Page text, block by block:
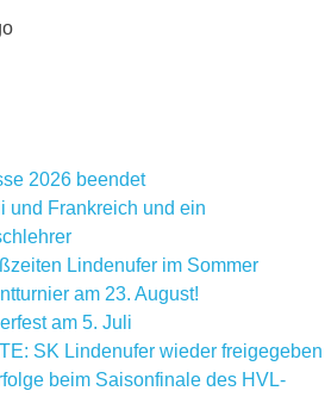
2026 beendet
und Frankreich und ein
Lindenufer im Sommer
am 23. August!
am 5. Juli
SK Lindenufer wieder freigegeben
beim Saisonfinale des HVL-